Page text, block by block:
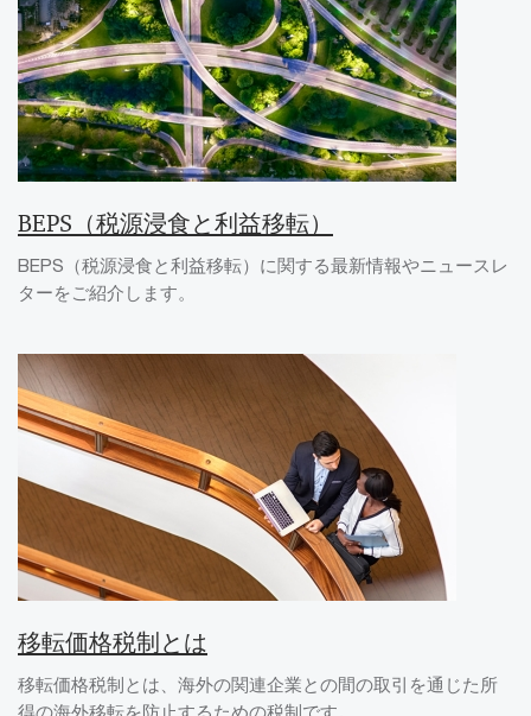
BEPS（税源浸食と利益移転）
BEPS（税源浸食と利益移転）に関する最新情報やニュースレ
ターをご紹介します。
移転価格税制とは
移転価格税制とは、海外の関連企業との間の取引を通じた所
得の海外移転を防止するための税制です。